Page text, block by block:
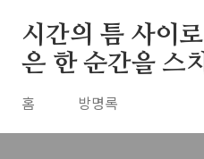
시간의 틈 사이
은 한 순간을 스
홈 방명록